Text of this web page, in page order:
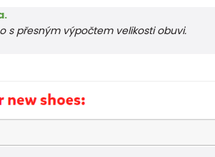
s přesným výpočtem velikosti obuvi.